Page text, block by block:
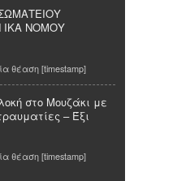
ΙΚΑ ΝΟΜΟΥ
θέαση [timestamp]
στο Μουζάκι με
– Έξι
θέαση [timestamp]